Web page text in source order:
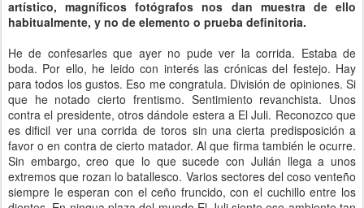
artístico, magníficos fotógrafos nos dan muestra de ello
habitualmente, y no de elemento o prueba definitoria.
He de confesarles que ayer no pude ver la corrida. Estaba de
boda. Por ello, he leido con interés las crónicas del festejo. Hay
para todos los gustos. Eso me congratula. División de opiniones. Si
que he notado cierto frentismo. Sentimiento revanchista. Unos
contra el presidente, otros dándole estera a El Juli. Reconozco que
es dificil ver una corrida de toros sin una cierta predisposición a
favor o en contra de cierto matador. Al que firma también le ocurre.
Sin embargo, creo que lo que sucede con Julián llega a unos
extremos que rozan lo batallesco. Varios sectores del coso venteño
siempre le esperan con el ceño fruncido, con el cuchillo entre los